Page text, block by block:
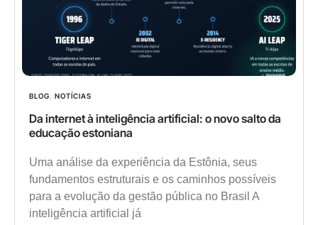
BLOG NOTÍCIAS
Da internet à inteligência artificial: o novo salto da
educação estoniana
Uma análise da experiência da Estônia, seus
fundamentos estruturais e os caminhos possíveis
para a evolução da gestão pública no Brasil A
inteligência artificial já